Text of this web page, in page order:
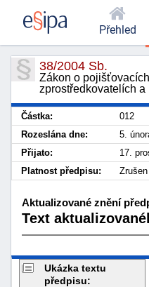
38/2004 Sb.
Zákon o
zprostředkovatelích
Částka: 012
Rozeslána dne:
5.
Přijato:
17.
Platnost předpisu:
Aktualizované znění
Text
Ukázka textu
předpisu:
Přehled